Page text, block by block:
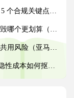
亚马逊卖家请注意）
境电商卖家请注意）
马逊卖家请注意）
跨境电商卖家请注意）